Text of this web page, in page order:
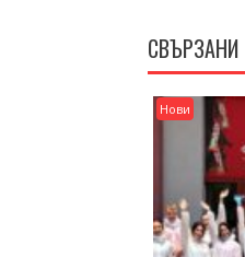
СВЪРЗАНИ
Нови